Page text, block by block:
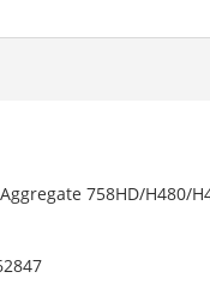
758HD/H480/